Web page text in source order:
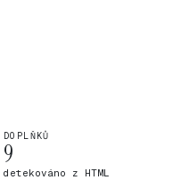
DOPLŇKŮ
9
detekováno z HTML